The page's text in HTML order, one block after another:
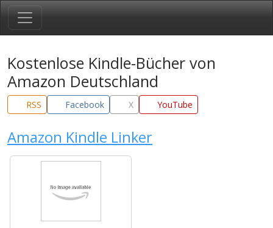
Kostenlose Kindle-Bücher von
Amazon Deutschland
RSS Facebook X YouTube
Amazon Kindle Linker